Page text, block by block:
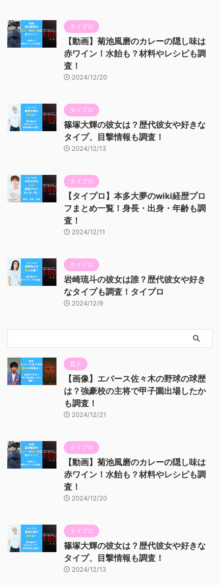
タイプロ
【動画】菊池風磨のカレーの隠し味は
赤ワイン！水飴も？材料やレシピも調
査！
2024/12/20
タイプロ
篠塚大輝の彼女は？歴代彼女や好きな
タイプ、目撃情報も調査！
2024/12/13
タイプロ
【タイプロ】本多大夢のwiki経歴プロ
フまとめ一覧！身長・出身・年齢も調
査！
2024/12/11
タイプロ
岩崎琉斗の彼女は誰？歴代彼女や好き
なタイプも調査！タイプロ
2024/12/9
芸人
【画像】エバース佐々木の野球の球歴
は？強豪校の主将で甲子園出場したか
も調査！
2024/12/21
タイプロ
【動画】菊池風磨のカレーの隠し味は
赤ワイン！水飴も？材料やレシピも調
査！
2024/12/20
タイプロ
篠塚大輝の彼女は？歴代彼女や好きな
タイプ、目撃情報も調査！
2024/12/13